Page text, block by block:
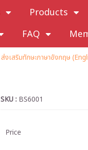
Products
FAQ
ส่งเสริมทักษะภาษาอังกฤษ
SKU : BS6001
Price